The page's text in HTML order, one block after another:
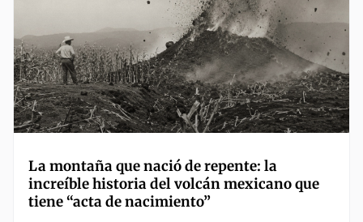
La montaña que nació de repente: la
increíble historia del volcán mexicano que
tiene “acta de nacimiento”